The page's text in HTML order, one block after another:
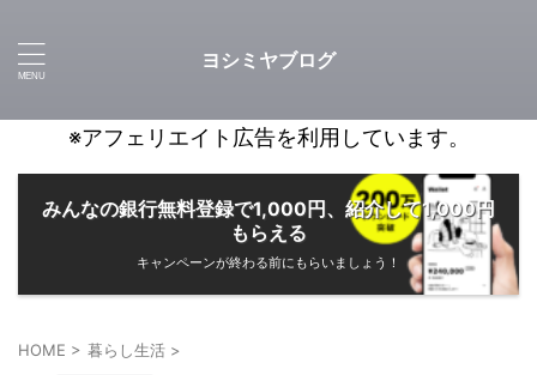
ヨシミヤブログ
※アフェリエイト広告を利用しています。
みんなの銀行無料登録で1,000円、紹介して1,000円
もらえる
キャンペーンが終わる前にもらいましょう！
HOME > 暮らし生活 >